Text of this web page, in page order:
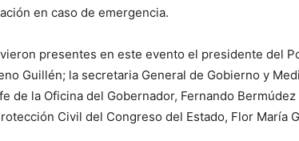
en caso de emergencia.
presentes en este evento el presidente del
Guillén; la secretaria General de Gobierno y
de la Oficina del Gobernador, Fernando
Civil del Congreso del Estado, Flor María